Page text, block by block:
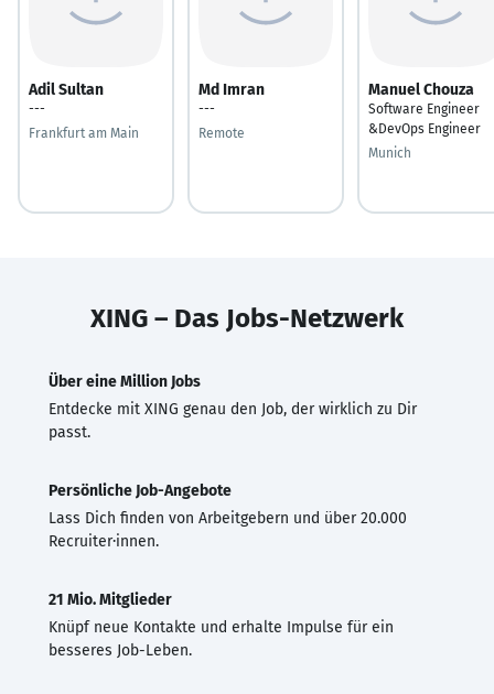
Adil Sultan
---
Frankfurt am Main
Md Imran
---
Remote
Manuel Chouza
Software Engineer
&DevOps Engineer
Munich
XING – Das Jobs-Netzwerk
Über eine Million Jobs
Entdecke mit XING genau den Job, der wirklich zu Dir
passt.
Persönliche Job-Angebote
Lass Dich finden von Arbeitgebern und über 20.000
Recruiter·innen.
21 Mio. Mitglieder
Knüpf neue Kontakte und erhalte Impulse für ein
besseres Job-Leben.